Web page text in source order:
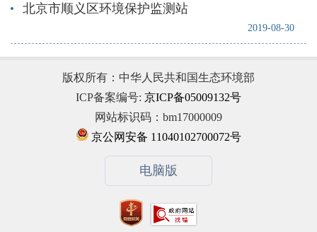
2019-08-30
北京市顺义区环境保护监测站
版权所有：中华人民共和国生态环境部
ICP备案编号: 京ICP备05009132号
网站标识码：bm17000009
京公网安备 11040102700072号
电脑版